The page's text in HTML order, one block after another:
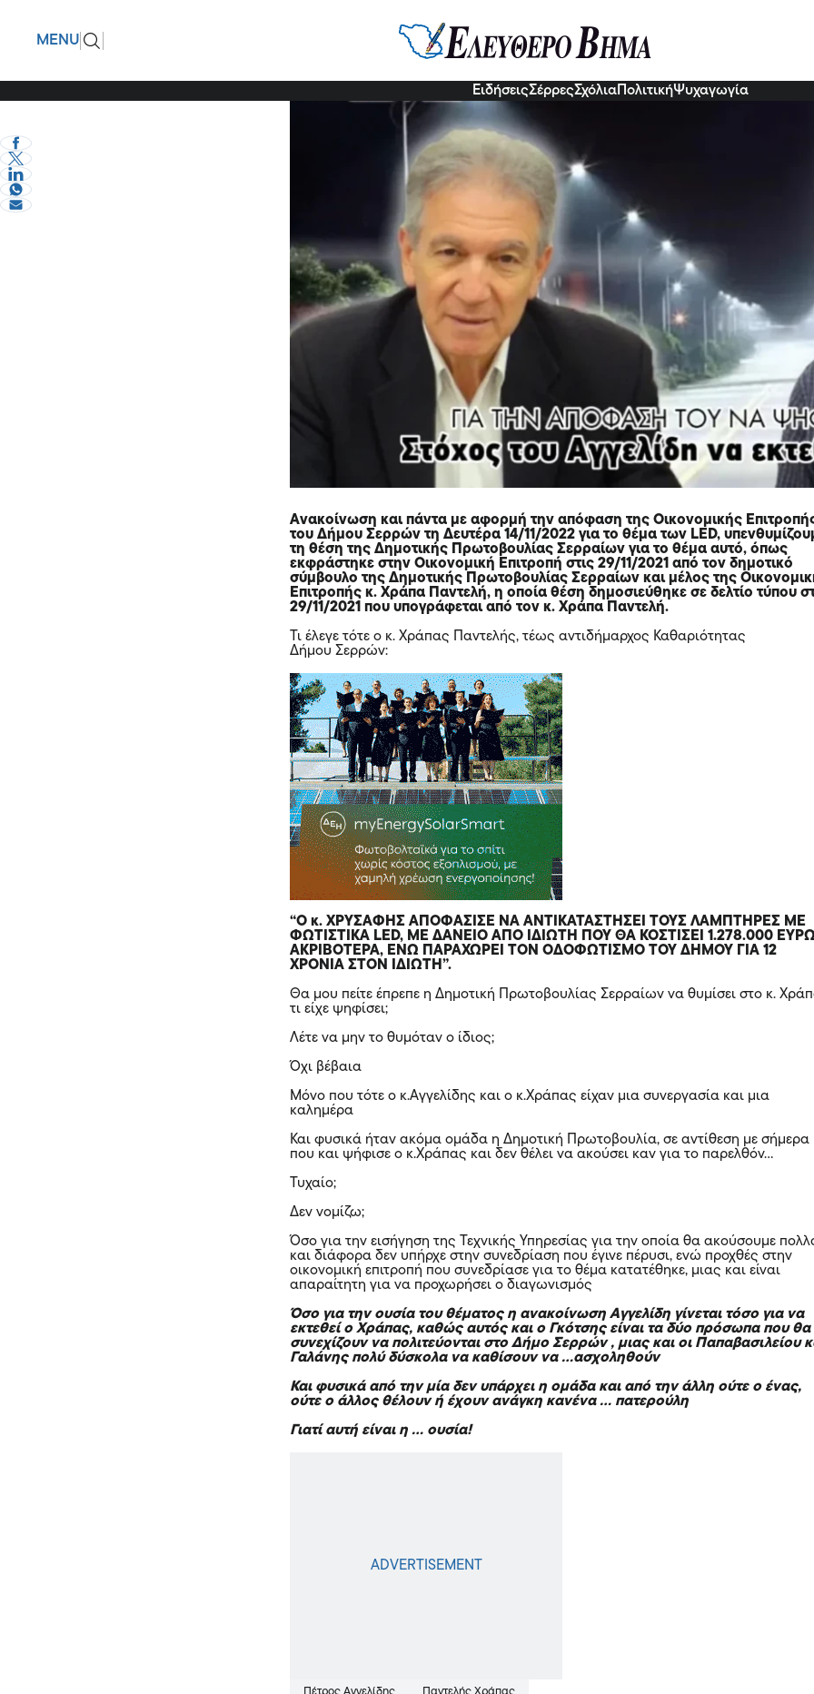
MENU
ΕιδήσειςΣέρρεςΣχόλια ΠολιτικήΨυχαγωγία
Για την απόφασή του να ψηφίσει τα LED:
εκτεθεί ο Χράπας!
eVima Serres Team16 Νοε 2022, 06:22
Ανακοίνωση και πάντα με αφορμή την απόφαση της Οικονομικής
του Δήμου Σερρών τη Δευτέρα 14/11/2022 για το θέμα των LED,
τη θέση της Δημοτικής Πρωτοβουλίας Σερραίων για το θέμα αυτό, όπως
εκφράστηκε στην Οικονομική Επιτροπή στις 29/11/2021 από τον δημοτικό
σύμβουλο της Δημοτικής Πρωτοβουλίας Σερραίων και μέλος της
Επιτροπής κ. Χράπα Παντελή, η οποία θέση δημοσιεύθηκε σε δελτίο τύπου
29/11/2021 που υπογράφεται από τον κ. Χράπα Παντελή.
Τι έλεγε τότε ο κ. Χράπας Παντελής, τέως αντιδήμαρχος Καθαριότητας
Δήμου Σερρών:
“Ο κ. ΧΡΥΣΑΦΗΣ ΑΠΟΦΑΣΙΣΕ ΝΑ ΑΝΤΙΚΑΤΑΣΤΗΣΕΙ ΤΟΥΣ ΛΑΜΠΤΗΡΕΣ ΜΕ
ΦΩΤΙΣΤΙΚΑ LED, ΜΕ ΔΑΝΕΙΟ ΑΠΟ ΙΔΙΩΤΗ ΠΟΥ ΘΑ ΚΟΣΤΙΣΕΙ 1.278.000
ΑΚΡΙΒΟΤΕΡΑ, ΕΝΩ ΠΑΡΑΧΩΡΕΙ ΤΟΝ ΟΔΟΦΩΤΙΣΜΟ ΤΟΥ ΔΗΜΟΥ ΓΙΑ 12
ΧΡΟΝΙΑ ΣΤΟΝ ΙΔΙΩΤΗ”.
Θα μου πείτε έπρεπε η Δημοτική Πρωτοβουλίας Σερραίων να θυμίσει στο κ.
τι είχε ψηφίσει;
Λέτε να μην το θυμόταν ο ίδιος;
Όχι βέβαια
Μόνο που τότε ο κ.Αγγελίδης και ο κ.Χράπας είχαν μια συνεργασία και μια
καλημέρα
Και φυσικά ήταν ακόμα ομάδα η Δημοτική Πρωτοβουλία, σε αντίθεση με σήμερα
που και ψήφισε ο κ.Χράπας και δεν θέλει να ακούσει καν για το παρελθόν…
Τυχαίο;
Δεν νομίζω;
Όσο για την εισήγηση της Τεχνικής Υπηρεσίας για την οποία θα ακούσουμε
και διάφορα δεν υπήρχε στην συνεδρίαση που έγινε πέρυσι, ενώ προχθές στην
οικονομική επιτροπή που συνεδρίασε για το θέμα κατατέθηκε, μιας και είναι
απαραίτητη για να προχωρήσει ο διαγωνισμός
Όσο για την ουσία του θέματος η ανακοίνωση Αγγελίδη γίνεται τόσο για να
εκτεθεί ο Χράπας, καθώς αυτός και ο Γκότσης είναι τα δύο πρόσωπα που θα
συνεχίζουν να πολιτεύονται στο Δήμο Σερρών , μιας και οι Παπαβασιλείου
Γαλάνης πολύ δύσκολα να καθίσουν να …ασχοληθούν
Και φυσικά από την μία δεν υπάρχει η ομάδα και από την άλλη ούτε ο ένας,
ούτε ο άλλος θέλουν ή έχουν ανάγκη κανένα … πατερούλη
Γιατί αυτή είναι η … ουσία!
Πέτρος Αγγελίδης Παντελής Χράπας